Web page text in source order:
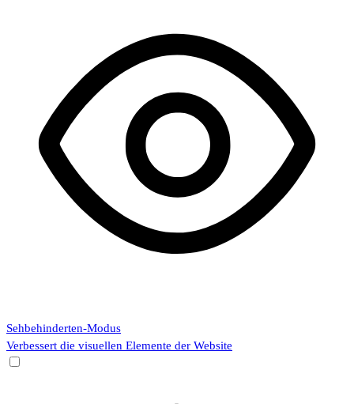
Sehbehinderten-Modus
Verbessert die visuellen Elemente der Website